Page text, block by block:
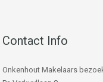
Contact Info
Onkenhout Makelaars